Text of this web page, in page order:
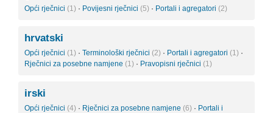
Opći rječnici (1) · Povijesni rječnici (5) · Portali i agregatori (2)
hrvatski
Opći rječnici (1) · Terminološki rječnici (2) · Portali i agregatori (1) ·
Rječnici za posebne namjene (1) · Pravopisni rječnici (1)
irski
Opći rječnici (4) · Rječnici za posebne namjene (6) · Portali i